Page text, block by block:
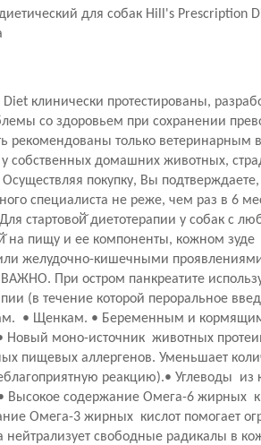
для собак Hill's
клинически протестированы,
со здоровьем при сохранении
рекомендованы только
у собственных домашних животных,
покупку, Вы
специалиста не реже, чем раз в 6
стартовой̆ диетотерапии у собак с
на пищу и ее компоненты, кожном
желудочно-кишечными
При остром панкреатите
(в течение которой пероральное
• Щенкам. • Беременным и
моно-источник животных
пищевых аллергенов. Уменьшает
реакцию).• Углеводы
Высокое содержание Омега-6 жирных
Омега-3 жирных кислот помогает
нейтрализует свободные радикалы в